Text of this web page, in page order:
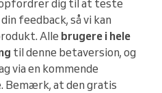
dig til at teste
feedback, så vi kan
Alle brugere i hele
til denne betaversion, og
via en kommende
Bemærk, at den gratis